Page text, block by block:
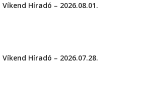
Víkend Híradó – 2026.08.01.
Víkend Híradó – 2026.07.28.